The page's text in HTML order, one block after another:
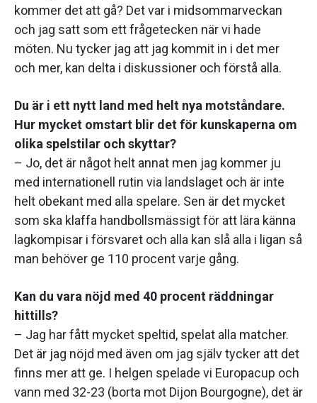
kommer det att gå? Det var i midsommarveckan
och jag satt som ett frågetecken när vi hade
möten. Nu tycker jag att jag kommit in i det mer
och mer, kan delta i diskussioner och förstå alla.
Du är i ett nytt land med helt nya motståndare.
Hur mycket omstart blir det för kunskaperna om
olika spelstilar och skyttar?
– Jo, det är något helt annat men jag kommer ju
med internationell rutin via landslaget och är inte
helt obekant med alla spelare. Sen är det mycket
som ska klaffa handbollsmässigt för att lära känna
lagkompisar i försvaret och alla kan slå alla i ligan så
man behöver ge 110 procent varje gång.
Kan du vara nöjd med 40 procent räddningar
hittills?
– Jag har fått mycket speltid, spelat alla matcher.
Det är jag nöjd med även om jag själv tycker att det
finns mer att ge. I helgen spelade vi Europacup och
vann med 32-23 (borta mot Dijon Bourgogne), det är